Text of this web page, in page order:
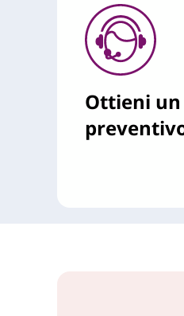
Ottieni